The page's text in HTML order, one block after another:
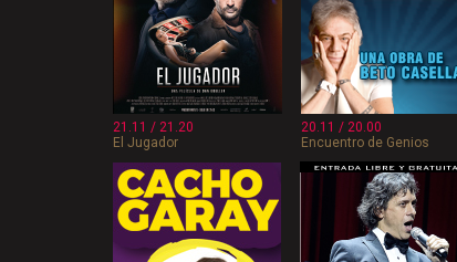
21.11 / 21.20
El Jugador
20.11 / 20.00
Encuentro de Genios